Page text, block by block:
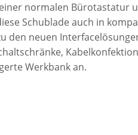
normalen Bürotastatur
Schublade auch in
den neuen
Werkbank an.